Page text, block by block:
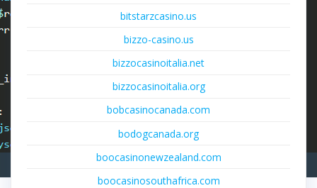
bitstarzcasino.us
bizzo-casino.us
bizzocasinoitalia.net
bizzocasinoitalia.org
bobcasinocanada.com
bodogcanada.org
boocasinonewzealand.com
boocasinosouthafrica.com